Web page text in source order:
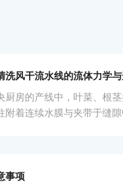
厨房的产线中，叶菜、根
附着连续水膜与夹带于缝
面的水分高效剥离，形成
事项